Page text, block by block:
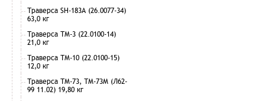
Траверса SH-183А (26.0077-34)
63,0 кг
Траверса ТМ-3 (22.0100-14)
21,0 кг
Траверса ТМ-10 (22.0100-15)
12,0 кг
Траверса ТМ-73, ТМ-73М (Л62-
99 11.02) 19,80 кг